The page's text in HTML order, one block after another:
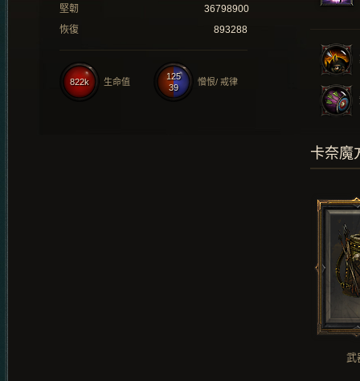
堅韌
36798900
恢復
893288
125
39
憎恨/ 戒律
822k 生命值
卡奈魔
武